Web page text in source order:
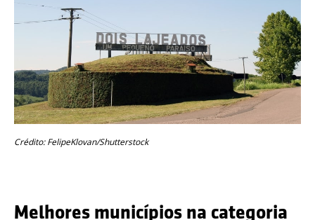
Crédito: FelipeKlovan/Shutterstock
Melhores municípios na categoria